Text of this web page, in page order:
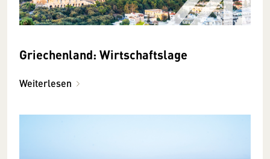
Griechenland: Wirtschaftslage
Weiterlesen